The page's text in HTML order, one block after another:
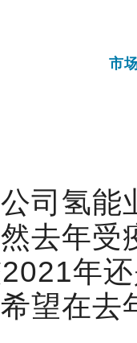
市
司氢能
去年受
年
望在去